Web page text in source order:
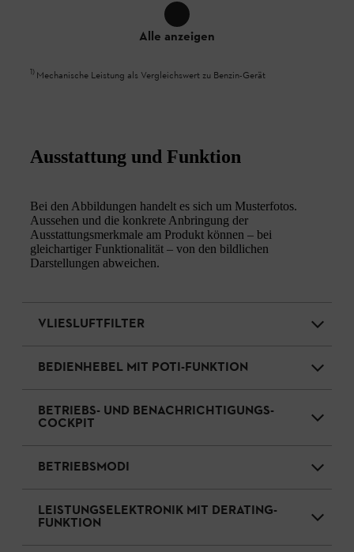
Alle anzeigen
1) Mechanische Leistung als Vergleichswert zu Benzin-Gerät
Ausstattung und Funktion
Bei den Abbildungen handelt es sich um Musterfotos.
Aussehen und die konkrete Anbringung der
Ausstattungsmerkmale am Produkt können – bei
gleichartiger Funktionalität – von den bildlichen
Darstellungen abweichen.
VLIESLUFTFILTER
BEDIENHEBEL MIT POTI-FUNKTION
BETRIEBS- UND BENACHRICHTIGUNGS-
COCKPIT
BETRIEBSMODI
LEISTUNGSELEKTRONIK MIT DERATING-
FUNKTION